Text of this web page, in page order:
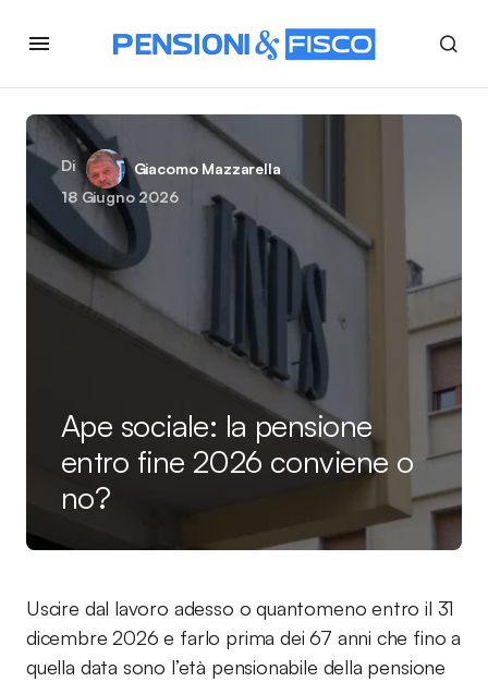
Di
Giacomo Mazzarella
18 Giugno 2026
Ape sociale: la pensione
entro fine 2026 conviene o
no?
Uscire dal lavoro adesso o quantomeno entro il 31
dicembre 2026 e farlo prima dei 67 anni che fino a
quella data sono l’età pensionabile della pensione